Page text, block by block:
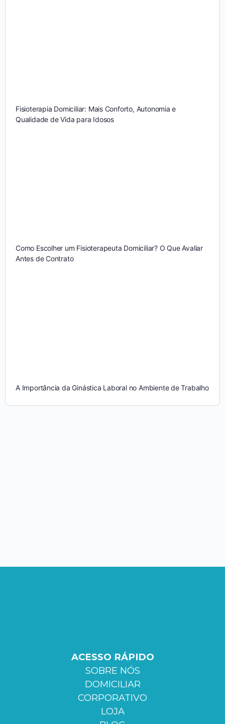
Fisioterapia Domiciliar: Mais Conforto, Autonomia e
Qualidade de Vida para Idosos
Como Escolher um Fisioterapeuta Domiciliar? O Que Avaliar
Antes de Contrato
A Importância da Ginástica Laboral no Ambiente de Trabalho
ACESSO RÁPIDO
SOBRE NÓS
DOMICILIAR
CORPORATIVO
LOJA